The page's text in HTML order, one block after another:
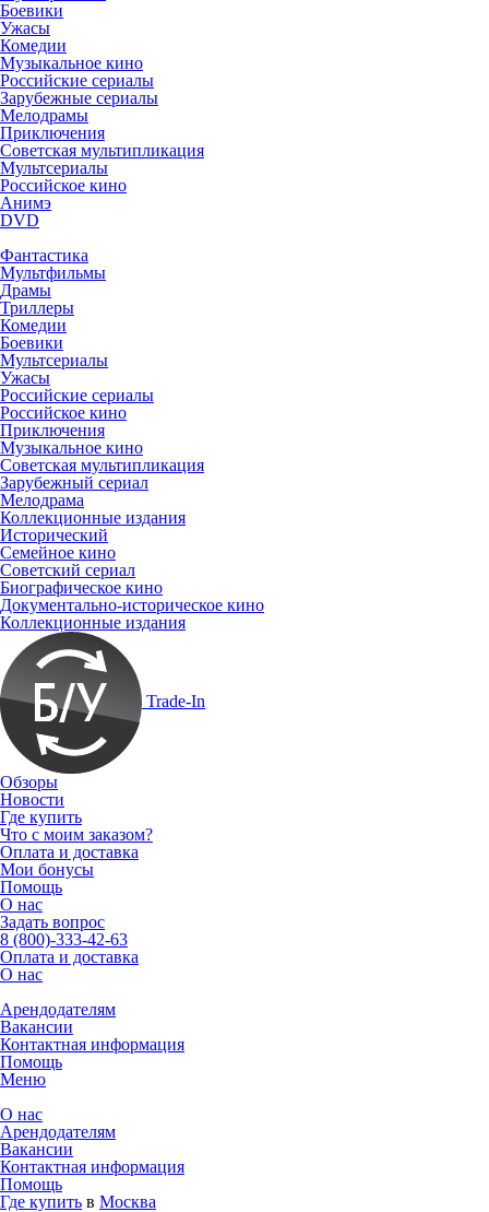
Боевики
Ужасы
Комедии
Музыкальное кино
Российские сериалы
Зарубежные сериалы
Мелодрамы
Приключения
Советская мультипликация
Мультсериалы
Российское кино
Анимэ
DVD
Фантастика
Мультфильмы
Драмы
Триллеры
Комедии
Боевики
Мультсериалы
Ужасы
Российские сериалы
Российское кино
Приключения
Музыкальное кино
Советская мультипликация
Зарубежный сериал
Мелодрама
Коллекционные издания
Исторический
Семейное кино
Советский сериал
Биографическое кино
Документально-историческое кино
Коллекционные издания
Trade-In
Обзоры
Новости
Где купить
Что с моим заказом?
Оплата и доставка
Мои бонусы
Помощь
О нас
Задать вопрос
8 (800)-333-42-63
Оплата и доставка
О нас
Арендодателям
Вакансии
Контактная информация
Помощь
Меню
О нас
Арендодателям
Вакансии
Контактная информация
Помощь
Где купить в Москва